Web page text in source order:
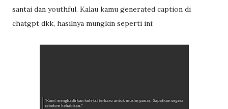
santai dan youthful. Kalau kamu generated caption di
chatgpt dkk, hasilnya mungkin seperti ini: